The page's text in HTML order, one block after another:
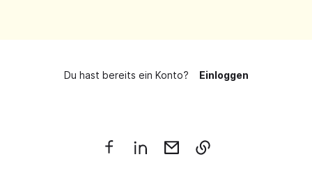
Du hast bereits ein Konto? Einloggen